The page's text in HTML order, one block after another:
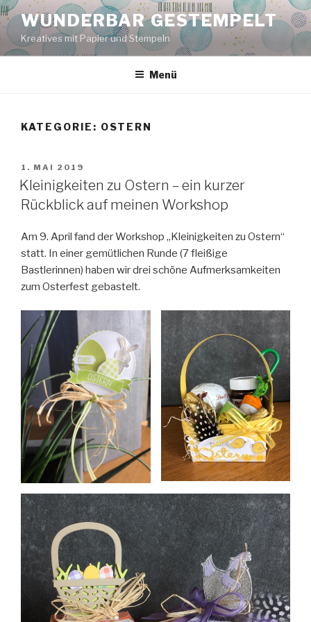
Zum
Inhalt
springen
WUNDERBAR GESTEMPELT
Kreatives mit Papier und Stempeln
Menü
KATEGORIE: OSTERN
VERÖFFENTLICHT
AM
1. MAI 2019
Kleinigkeiten zu Ostern – ein kurzer
Rückblick auf meinen Workshop
Am 9. April fand der Workshop „Kleinigkeiten zu Ostern“
statt. In einer gemütlichen Runde (7 fleißige
Bastlerinnen) haben wir drei schöne Aufmerksamkeiten
zum Osterfest gebastelt.